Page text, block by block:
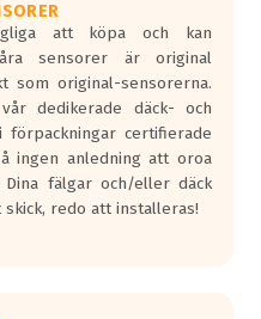
varaatt köpa och kan
sensorer är original
som original-sensorerna.
dedikerade däck- och
certifierade
ingen anledning att oroa
fälgar och/eller däck
redo att installeras!